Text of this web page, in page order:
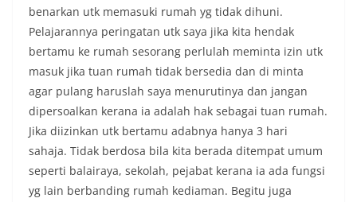
benarkan utk memasuki rumah yg tidak dihuni.
Pelajarannya peringatan utk saya jika kita hendak
bertamu ke rumah sesorang perlulah meminta izin utk
masuk jika tuan rumah tidak bersedia dan di minta
agar pulang haruslah saya menurutinya dan jangan
dipersoalkan kerana ia adalah hak sebagai tuan rumah.
Jika diizinkan utk bertamu adabnya hanya 3 hari
sahaja. Tidak berdosa bila kita berada ditempat umum
seperti balairaya, sekolah, pejabat kerana ia ada fungsi
yg lain berbanding rumah kediaman. Begitu juga